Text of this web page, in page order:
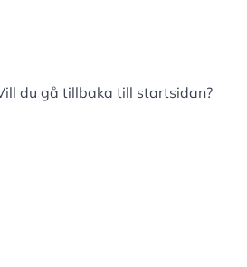
du gå tillbaka till startsidan?